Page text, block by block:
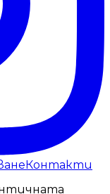
Контакти